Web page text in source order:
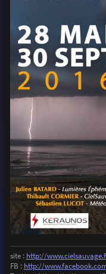
site : http://
FB : http://